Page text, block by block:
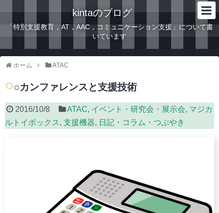
kintaのブログ
「特別支援教育，AT，AAC，コミュニケーション支援」について書
いています
ホーム ATAC
○○カンファレンスと支援技術
2016/10/8 ATAC, イベント・研究会・展示会, マジカ
ルトイボックス , 支援機器, 日記・コラム・つぶやき